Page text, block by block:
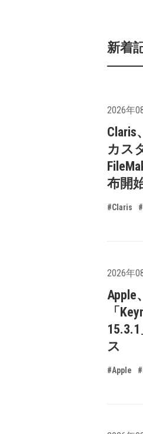
新着
2026年
Claris
カス
布開
#Claris
2026年
Apple
「
ス
#Apple